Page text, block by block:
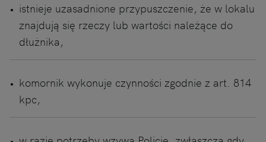
istnieje uzasadnione przypuszczenie, że w lokalu
znajdują się rzeczy lub wartości należące do
dłużnika,
komornik wykonuje czynności zgodnie z art. 814
kpc,